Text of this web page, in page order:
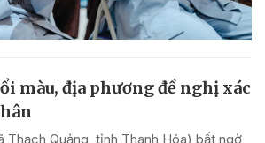
màu, địa phương đề nghị xác
Thạch Quảng, tỉnh Thanh Hóa) bất ngờ